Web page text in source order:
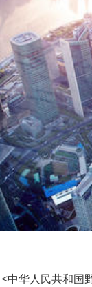
<中华人民共和